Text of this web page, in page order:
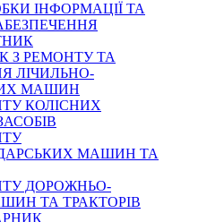
ІНФОРМАЦІЇ ТА
З РЕМОНТУ ТА
ЛІЧИЛЬНО-
МАШИН
КОЛІСНИХ
МАШИН ТА
ДОРОЖНЬО-
ТА ТРАКТОРІВ